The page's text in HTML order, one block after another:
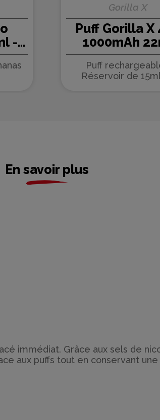
-
Gorilla X
Puff Gorilla X
1000mAh
0/20mg -
Puff
Réservoir de
En savoir plus
immédiat. Grâce aux sels de
aux puffs tout en conservant